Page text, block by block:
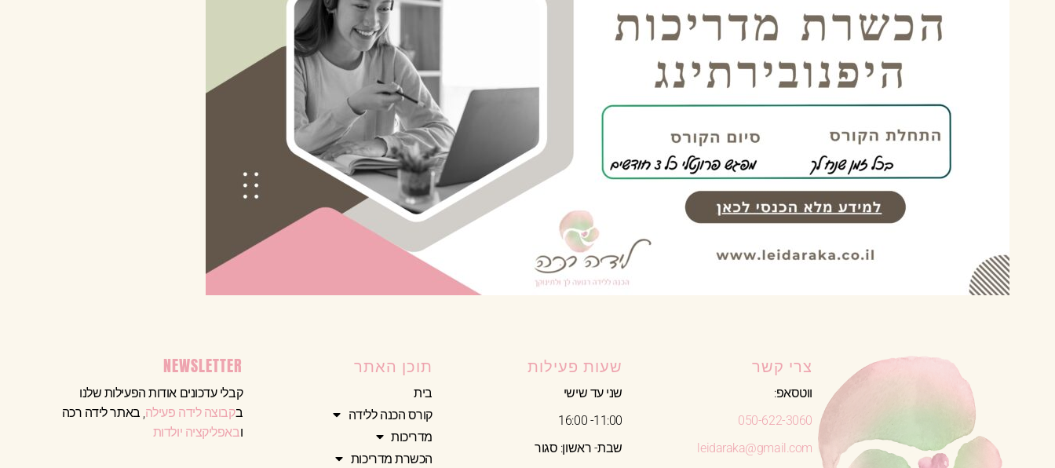
צרי קשר
ווטסאפ:
050-622-3060
leidaraka@gmail.com
שעות פעילות
שני עד שישי
11:00- 16:00
שבת- ראשון: סגור
תוכן האתר
בית
קורס הכנה ללידה
מדריכות
הכשרת מדריכות
NEWSLETTER
קבלי עדכונים אודות הפעילות שלנו
בקבוצה לידה פעילה, באתר לידה רכה
ובאפליקציה יולדות